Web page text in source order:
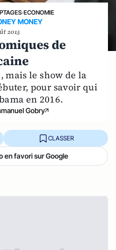
›ECONOMIE
MONEY
2015
de
mais le show de la
pour savoir qui
en 2016.
Gobry
CLASSER
en favori sur Google